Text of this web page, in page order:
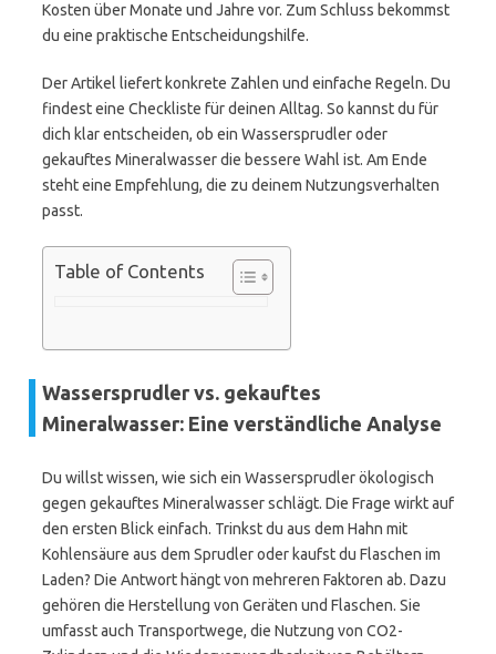
Kosten über Monate und Jahre vor. Zum Schluss bekommst
du eine praktische Entscheidungshilfe.
Der Artikel liefert konkrete Zahlen und einfache Regeln. Du
findest eine Checkliste für deinen Alltag. So kannst du für
dich klar entscheiden, ob ein Wassersprudler oder
gekauftes Mineralwasser die bessere Wahl ist. Am Ende
steht eine Empfehlung, die zu deinem Nutzungsverhalten
passt.
Table of Contents
Wassersprudler vs. gekauftes
Mineralwasser: Eine verständliche Analyse
Du willst wissen, wie sich ein Wassersprudler ökologisch
gegen gekauftes Mineralwasser schlägt. Die Frage wirkt auf
den ersten Blick einfach. Trinkst du aus dem Hahn mit
Kohlensäure aus dem Sprudler oder kaufst du Flaschen im
Laden? Die Antwort hängt von mehreren Faktoren ab. Dazu
gehören die Herstellung von Geräten und Flaschen. Sie
umfasst auch Transportwege, die Nutzung von CO2-